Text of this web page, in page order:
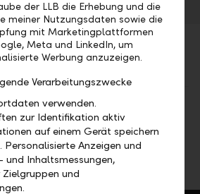
Teilen Drucken
der LLB die Erhebung und die
meiner Nutzungsdaten sowie die
mit Marketingplattformen
Meta und LinkedIn, um
Werbung anzuzeigen.
Verarbeitungszwecke
verwenden.
zur Identifikation aktiv
auf einem Gerät speichern
Anzeigen und
und Inhaltsmessungen,
Zielgruppen und